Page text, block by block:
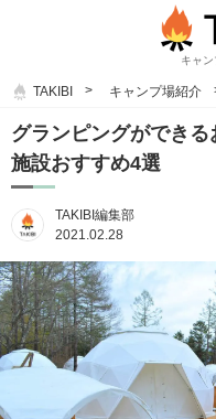
キャ
TAKIBI キャンプ場紹介
グランピングができ
施設おすすめ4選
TAKIBI編集部
2021.02.28